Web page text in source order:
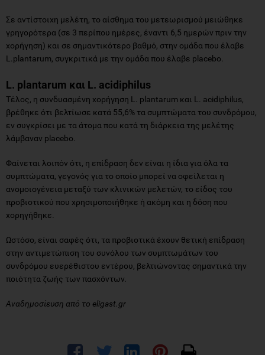
Σε αντίστοιχη μελέτη, το αίσθημα του μετεωρισμού μειώθηκε
γρηγορότερα (σε 3 περίπου ημέρες, έναντι 6,5 ημερών πριν την
χορήγηση) και σε σημαντικότερο βαθμό, στην ομάδα που έλαβε
L.plantarum, συγκριτικά με την ομάδα που έλαβε placebo.
L. plantarum και L. acidiphilus
Τέλος, η συνδυασμένη χορήγηση L. plantarum και L. acidiphilus,
βρέθηκε ότι βελτίωσε κατά 55,6% τα συμπτώματα του συνδρόμου,
εν συγκρίσει με τα άτομα που κατά τη διάρκεια της μελέτης
λάμβαναν placebo.
Φαίνεται λοιπόν ότι, η επίδραση δεν είναι η ίδια για όλα τα
συμπτώματα, γεγονός για το οποίο μπορεί να οφείλεται η
ανομοιογένεια μεταξύ των κλινικών μελετών, το είδος του
προβιοτικού που χρησιμοποιήθηκε ή ακόμη και η δόση που
χορηγήθηκε.
Ωστόσο, είναι σαφές ότι, τα προβιοτικά έχουν θετική επίδραση
στην αντιμετώπιση του συνόλου των συμπτωμάτων του
συνδρόμου ευερέθιστου εντέρου, βελτιώνοντας σημαντικά την
ποιότητα ζωής των πασχόντων.
Αναδημοσίευση από το eligast.gr